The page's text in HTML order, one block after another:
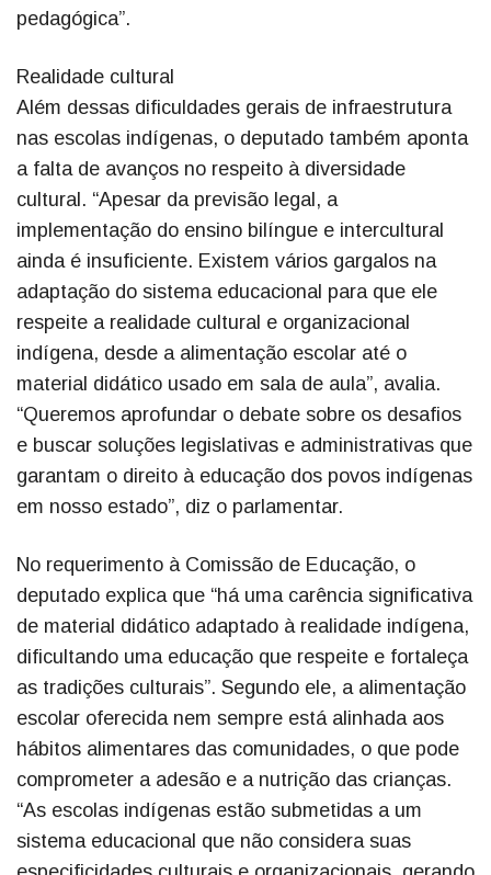
pedagógica”.
Realidade cultural
Além dessas dificuldades gerais de infraestrutura
nas escolas indígenas, o deputado também aponta
a falta de avanços no respeito à diversidade
cultural. “Apesar da previsão legal, a
implementação do ensino bilíngue e intercultural
ainda é insuficiente. Existem vários gargalos na
adaptação do sistema educacional para que ele
respeite a realidade cultural e organizacional
indígena, desde a alimentação escolar até o
material didático usado em sala de aula”, avalia.
“Queremos aprofundar o debate sobre os desafios
e buscar soluções legislativas e administrativas que
garantam o direito à educação dos povos indígenas
em nosso estado”, diz o parlamentar.
No requerimento à Comissão de Educação, o
deputado explica que “há uma carência significativa
de material didático adaptado à realidade indígena,
dificultando uma educação que respeite e fortaleça
as tradições culturais”. Segundo ele, a alimentação
escolar oferecida nem sempre está alinhada aos
hábitos alimentares das comunidades, o que pode
comprometer a adesão e a nutrição das crianças.
“As escolas indígenas estão submetidas a um
sistema educacional que não considera suas